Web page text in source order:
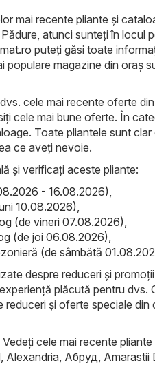
mai recente pliante și
atunci sunteți în locul
puteți găsi toate
populare magazine din oraș
cele mai recente oferte
cele mai bune oferte. În
Toate pliantele sunt
ce aveți nevoie.
și verificați aceste pliante:
- 16.08.2026),
10.08.2026),
(de vineri 07.08.2026),
(de joi 06.08.2026),
(de sâmbătă
despre reduceri și
plăcută pentru dvs.
reduceri și oferte speciale
cele mai recente
, Alexandria, Абруд, Amarastii